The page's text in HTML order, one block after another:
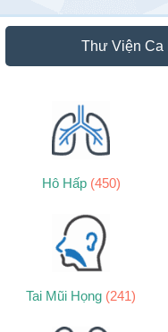
Thư Viện Ca
Hô Hấp (450)
Tai Mũi Họng (241)